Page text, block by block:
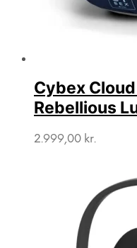
Cybex
Rebellious
2.999,00 kr.